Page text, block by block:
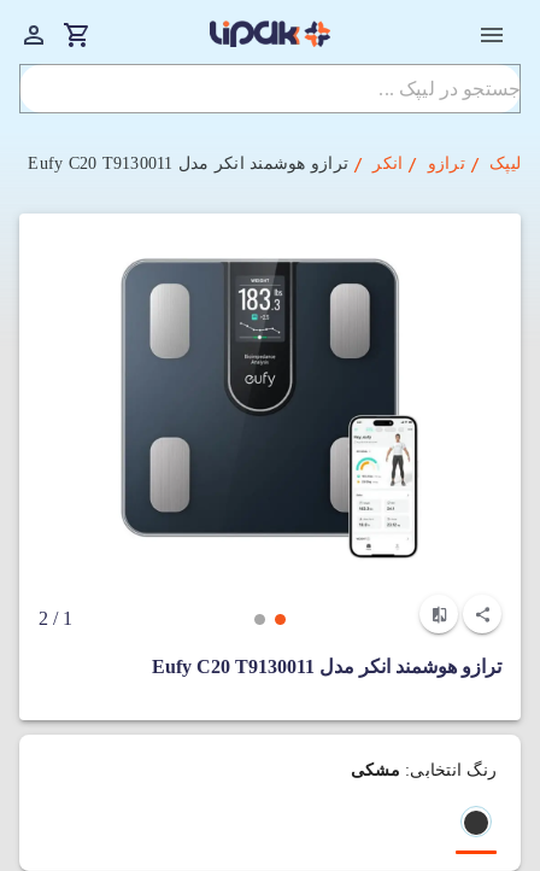
لیپک ترازو انکر ترازو هوشمند انکر مدل Eufy C20 T9130011
1
/ 2
ترازو هوشمند انکر مدل Eufy C20 T9130011
رنگ انتخابی: مشکی